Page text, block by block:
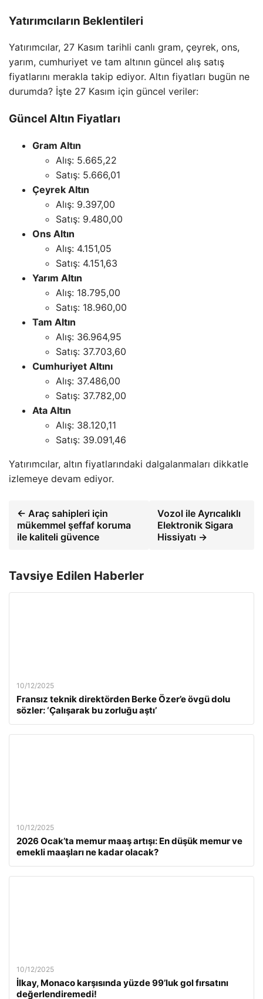
Yatırımcıların Beklentileri
Yatırımcılar, 27 Kasım tarihli canlı gram, çeyrek, ons,
yarım, cumhuriyet ve tam altının güncel alış satış
fiyatlarını merakla takip ediyor. Altın fiyatları bugün ne
durumda? İşte 27 Kasım için güncel veriler:
Güncel Altın Fiyatları
Gram Altın
Alış: 5.665,22
Satış: 5.666,01
Çeyrek Altın
Alış: 9.397,00
Satış: 9.480,00
Ons Altın
Alış: 4.151,05
Satış: 4.151,63
Yarım Altın
Alış: 18.795,00
Satış: 18.960,00
Tam Altın
Alış: 36.964,95
Satış: 37.703,60
Cumhuriyet Altını
Alış: 37.486,00
Satış: 37.782,00
Ata Altın
Alış: 38.120,11
Satış: 39.091,46
Yatırımcılar, altın fiyatlarındaki dalgalanmaları dikkatle
izlemeye devam ediyor.
← Araç sahipleri için
mükemmel şeffaf koruma
ile kaliteli güvence
Vozol ile Ayrıcalıklı
Elektronik Sigara
Hissiyatı →
Tavsiye Edilen Haberler
10/12/2025
Fransız teknik direktörden Berke Özer’e övgü dolu
sözler: ‘Çalışarak bu zorluğu aştı’
10/12/2025
2026 Ocak’ta memur maaş artışı: En düşük memur ve
emekli maaşları ne kadar olacak?
10/12/2025
İlkay, Monaco karşısında yüzde 99’luk gol fırsatını
değerlendiremedi!